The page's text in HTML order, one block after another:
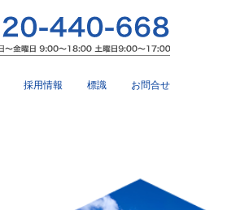
採用情報 標識 お問合せ